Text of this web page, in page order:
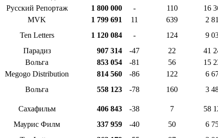
Русский Репортаж 1 800 000 - 110 16
MVK 1 799 691 11 639 2
Ten Letters 1 120 084 - 124 9
Парадиз 907 314 -47 22 41
Вольга 853 054 -81 56 15
Megogo Distribution 814 560 -86 122 6
Вольга 558 123 -78 160 3
Сахафильм 406 843 -38 7 58
Маурис Филм 337 959 -40 50 6